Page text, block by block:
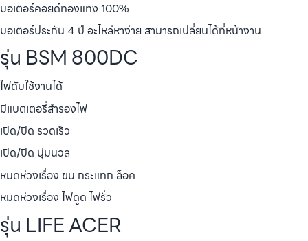
มอเตอร์คอยด์ทองแทง 100%
มอเตอร์ประกัน 4 ปี อะไหล่หาง่าย สามารถเปลี่ยนได้ที่หน้างาน
รุ่น BSM 800DC
ไฟดับใช้งานได้
มีแบตเตอรี่สำรองไฟ
เปิด/ปิด รวดเร็ว
เปิด/ปิด นุ่มนวล
หมดห่วงเรื่อง ขน กระแทก ล็อค
หมดห่วงเรื่อง ไฟดูด ไฟรั่ว
รุ่น LIFE ACER